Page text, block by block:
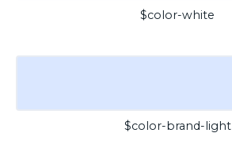
$color-white
$color-brand-light